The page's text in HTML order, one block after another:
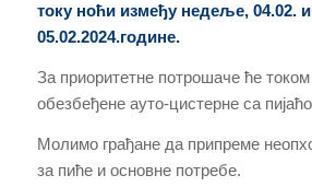
току ноћи између недеље, 04.02.
05.02.2024.године.
За приоритетне потрошаче ће
обезбеђене ауто-цистерне са
Молимо грађане да припреме
за пиће и основне потребе.